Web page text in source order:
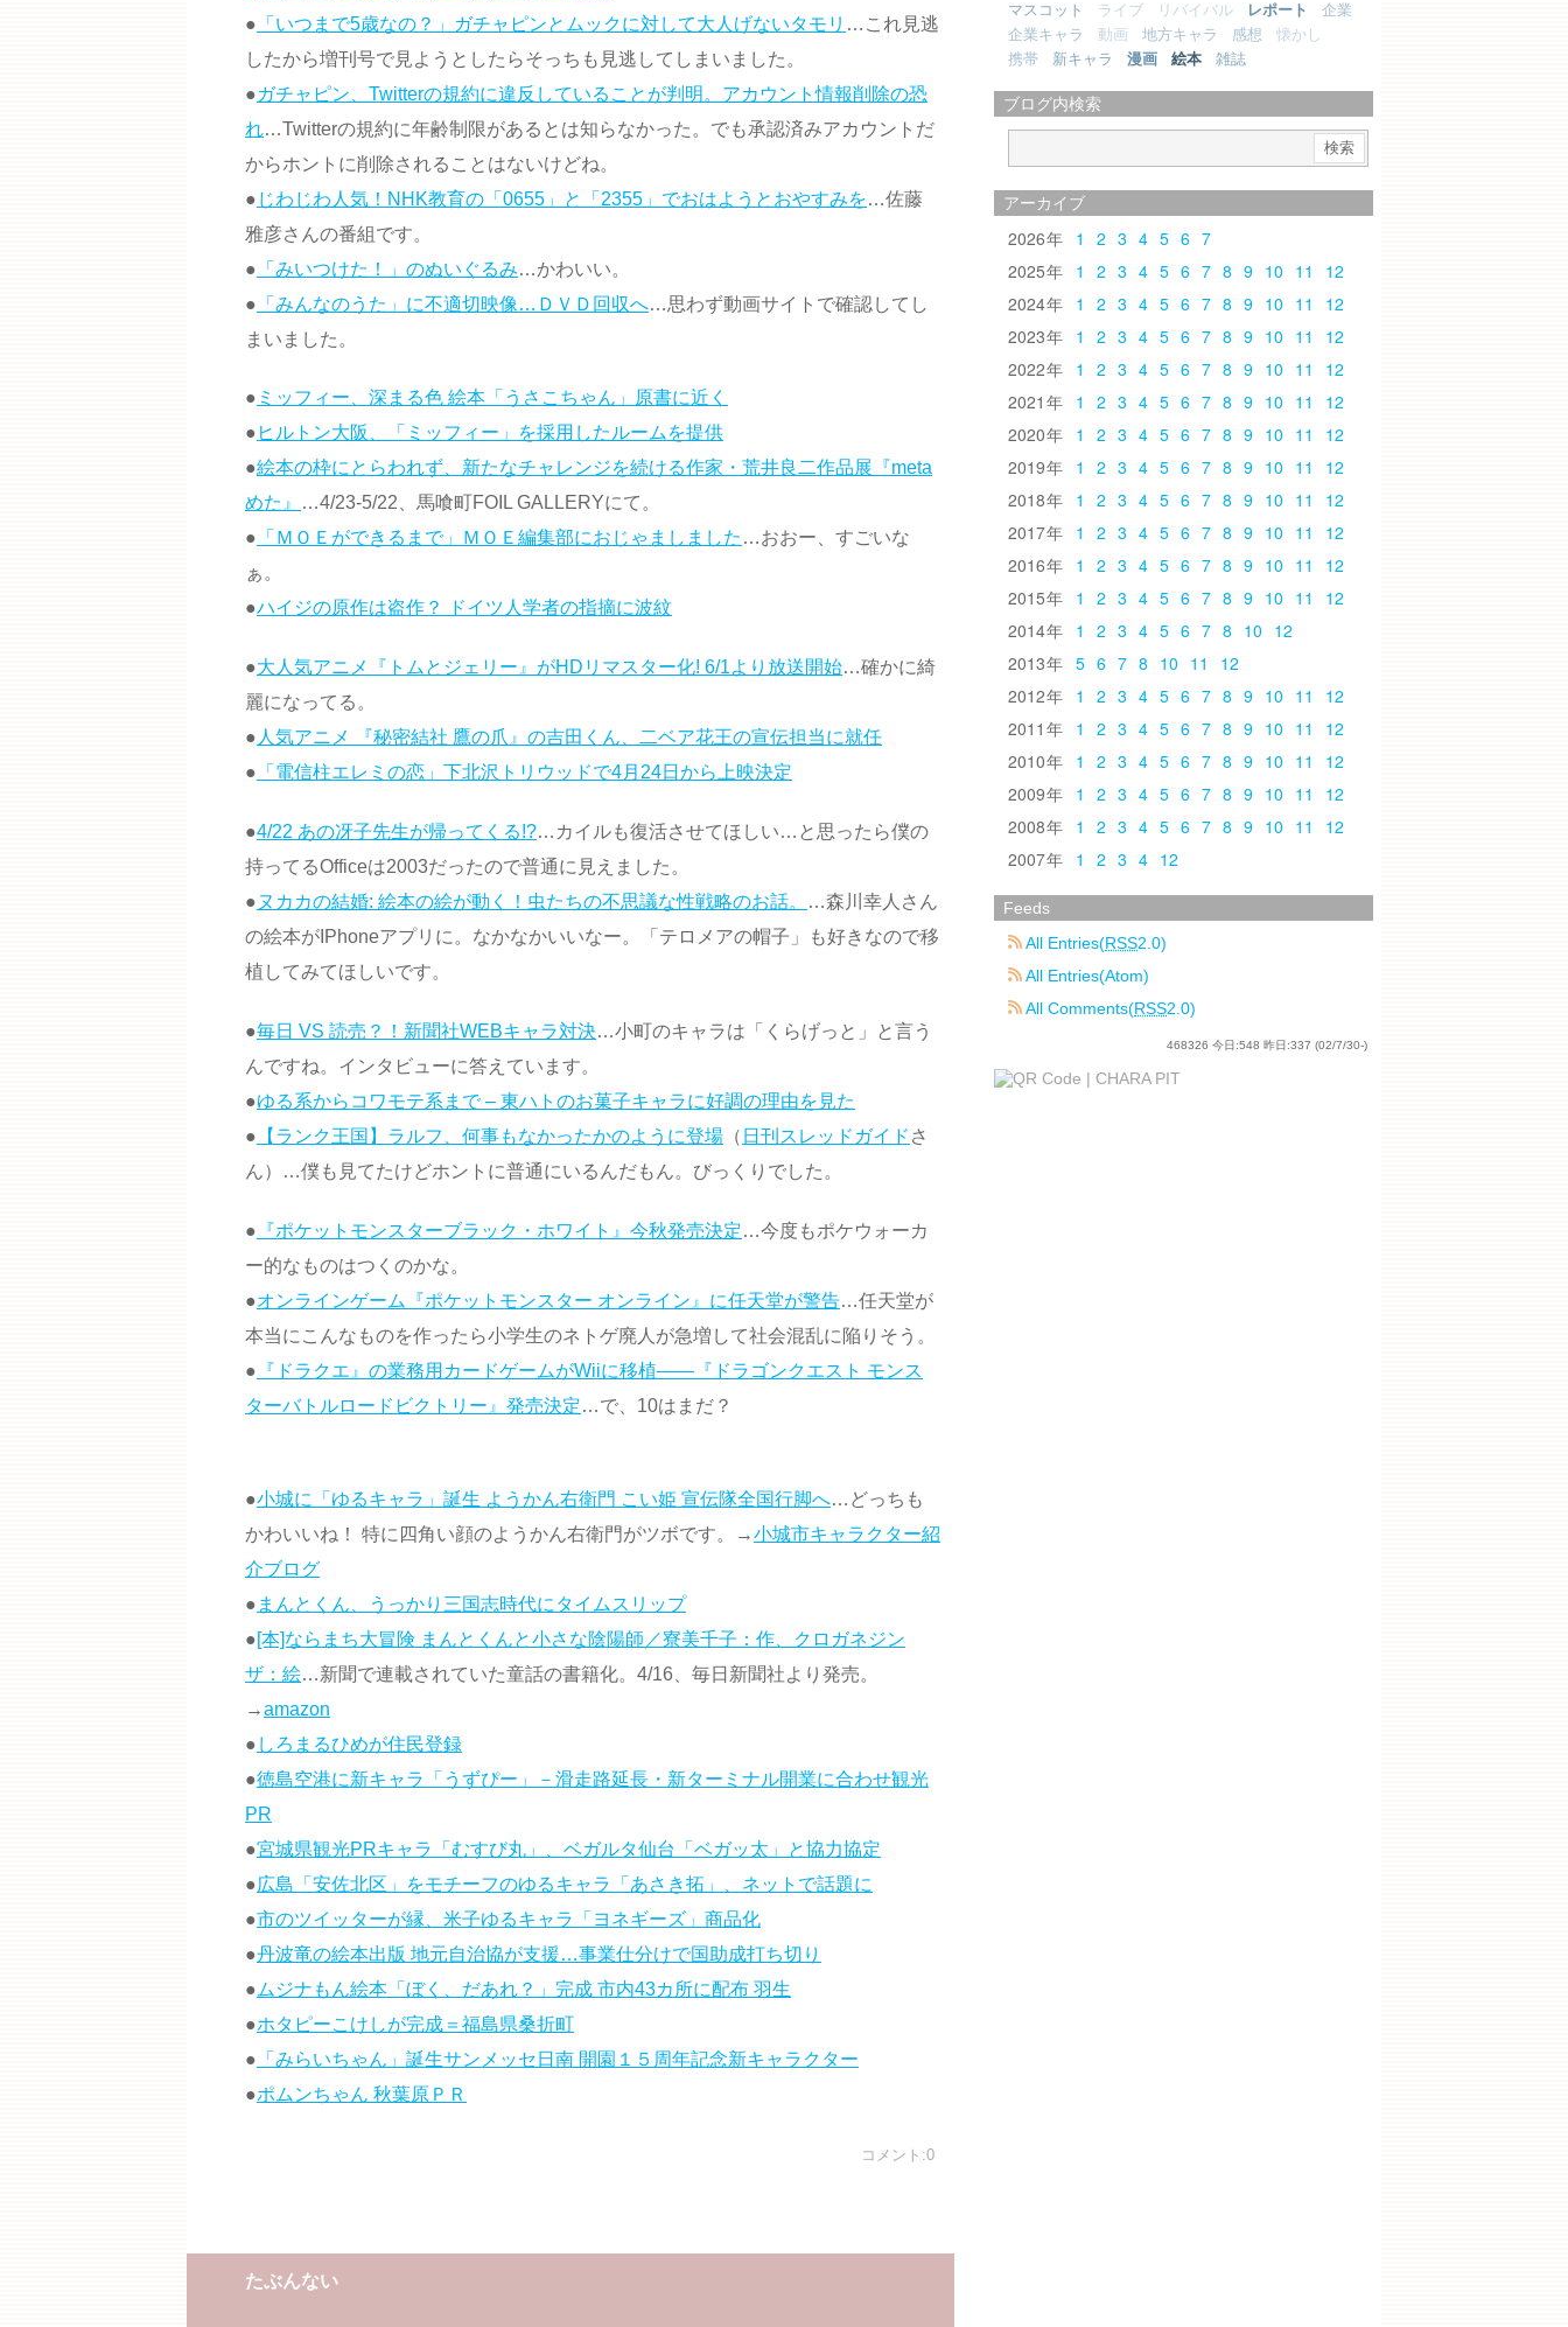
● 「いつまで5歳なの？」ガチャピンとムックに対して大人げないタモリ …これ見逃
したから増刊号で見ようとしたらそっちも見逃してしまいました。
●ガチャピン、Twitterの規約に違反していることが判明。アカウント情報削除の恐
れ…Twitterの規約に年齢制限があるとは知らなかった。でも承認済みアカウントだ
からホントに削除されることはないけどね。
● じわじわ人気！NHK教育の「0655」と「2355」でおはようとおやすみを…佐藤
雅彦さんの番組です。
● 「みいつけた！」のぬいぐるみ…かわいい。
● 「みんなのうた」に不適切映像…ＤＶＤ回収へ…思わず動画サイトで確認してし
まいました。
● ミッフィー、深まる色 絵本「うさこちゃん」原書に近く
● ヒルトン大阪、「ミッフィー」を採用したルームを提供
●絵本の枠にとらわれず、新たなチャレンジを続ける作家・荒井良二作品展『meta
めた』
…4/23-5/22、馬喰町FOIL GALLERYにて。
● 「ＭＯＥができるまで」ＭＯＥ編集部におじゃましました …おおー、すごいな
ぁ。
●ハイジの原作は盗作？ ドイツ人学者の指摘に波紋
●大人気アニメ『トムとジェリー』がHDリマスター化! 6/1より放送開始…確かに綺
麗になってる。
● 人気アニメ 『秘密結社 鷹の爪』の吉田くん、二ベア花王の宣伝担当に就任
● 「電信柱エレミの恋」下北沢トリウッドで4月24日から上映決定
●4/22 あの冴子先生が帰ってくる!?…カイルも復活させてほしい…と思ったら僕の
持ってるOfficeは2003だったので普通に見えました。
● ヌカカの結婚: 絵本の絵が動く！虫たちの不思議な性戦略のお話。
…森川幸人さん
の絵本がIPhoneアプリに。なかなかいいなー。「テロメアの帽子」も好きなので移
植してみてほしいです。
●毎日 VS 読売？！新聞社WEBキャラ対決…小町のキャラは「くらげっと」と言う
んですね。インタビューに答えています。
●ゆる系からコワモテ系まで – 東ハトのお菓子キャラに好調の理由を見た
● 【ランク王国】ラルフ、何事もなかったかのように登場 （ 日刊スレッドガイド さ
ん）…僕も見てたけどホントに普通にいるんだもん。びっくりでした。
● 『ポケットモンスターブラック・ホワイト』今秋発売決定…今度もポケウォーカ
ー的なものはつくのかな。
●オンラインゲーム『ポケットモンスター オンライン』に任天堂が警告…任天堂が
本当にこんなものを作ったら小学生のネトゲ廃人が急増して社会混乱に陥りそう。
● 『ドラクエ』の業務用カードゲームがWiiに移植――『ドラゴンクエスト モンス
ターバトルロードビクトリー』発売決定…で、10はまだ？
●小城に「ゆるキャラ」誕生 ようかん右衛門 こい姫 宣伝隊全国行脚へ…どっちも
かわいいね！ 特に四角い顔のようかん右衛門がツボです。→小城市キャラクター紹
介ブログ
● まんとくん、うっかり三国志時代にタイムスリップ
●[本]ならまち大冒険 まんとくんと小さな陰陽師／寮美千子：作、クロガネジン
ザ：絵…新聞で連載されていた童話の書籍化。4/16、毎日新聞社より発売。
→amazon
● しろまるひめが住民登録
●徳島空港に新キャラ「うずぴー」－滑走路延長・新ターミナル開業に合わせ観光
PR
●宮城県観光PRキャラ「むすび丸」、ベガルタ仙台「ベガッ太」と協力協定
●広島「安佐北区」をモチーフのゆるキャラ「あさき拓」、ネットで話題に
●市のツイッターが縁、米子ゆるキャラ「ヨネギーズ」商品化
●丹波竜の絵本出版 地元自治協が支援…事業仕分けで国助成打ち切り
● ムジナもん絵本「ぼく、だあれ？」完成 市内43カ所に配布 羽生
●ホタピーこけしが完成＝福島県桑折町
● 「みらいちゃん」誕生サンメッセ日南 開園１５周年記念新キャラクター
●ポムンちゃん 秋葉原ＰＲ
コメント:0
たぶんない
マスコット
ライブ リバイバル レポート
企業
企業キャラ
動画 地方キャラ 感想
懐かし
携帯
新キャラ 漫画 絵本 雑誌
ブログ内検索
アーカイブ
2026 1 2 3 4 5 6 7
2025
1 2 3 4 5 6 7 8 9 10 11
12
2024
1 2 3 4 5 6 7 8 9 10 11
12
2023
1 2 3 4 5 6 7 8 9 10 11
12
2022
1 2 3 4 5 6 7 8 9 10 11
12
2021
1 2 3 4 5 6 7 8 9 10 11
12
2020
1 2 3 4 5 6 7 8 9 10 11
12
2019
1 2 3 4 5 6 7 8 9 10 11
12
2018
1 2 3 4 5 6 7 8 9 10 11
12
2017
1 2 3 4 5 6 7 8 9 10 11
12
2016
1 2 3 4 5 6 7 8 9 10 11
12
2015
1 2 3 4 5 6 7 8 9 10 11
12
2014
1 2 3 4 5 6 7 8 10 12
2013
5 6 7 8 10 11
12
2012
1 2 3 4 5 6 7 8 9 10 11
12
2011
1 2 3 4 5 6 7 8 9 10 11
12
2010
1 2 3 4 5 6 7 8 9 10 11
12
2009
1 2 3 4 5 6 7 8 9 10 11
12
2008
1 2 3 4 5 6 7 8 9 10 11
12
2007
1 2 3 4 12
Feeds
All Entries(RSS2.0)
All Entries(Atom)
All Comments(RSS2.0)
468326 今日:548 昨日:337 (02/7/30-)